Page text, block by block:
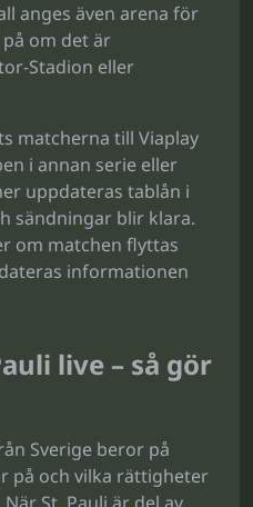
anges även arena för
om det är
Stadion eller
matcherna till Viaplay
i annan serie eller
uppdateras tablån i
sändningar blir klara.
om matchen flyttas
informationen
live – så gör
Sverige beror på
på och vilka rättigheter